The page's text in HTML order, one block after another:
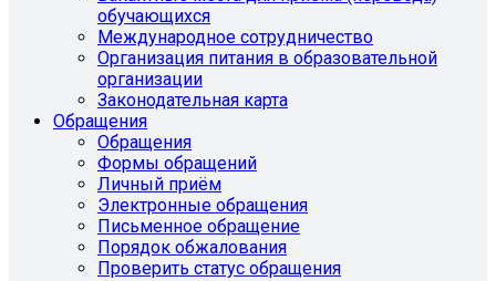
обучающихся
Международное сотрудничество
Организация питания в образовательной
организации
Законодательная карта
Обращения
Обращения
Формы обращений
Личный приём
Электронные обращения
Письменное обращение
Порядок обжалования
Проверить статус обращения